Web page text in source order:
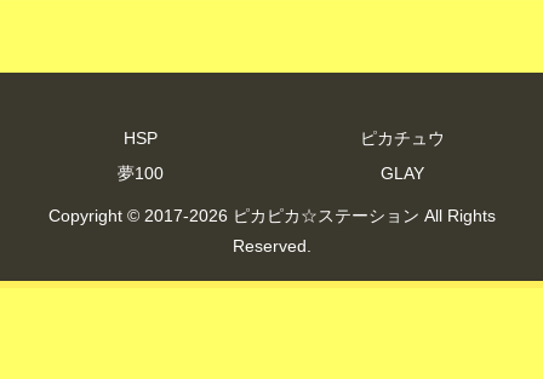
HSP
ピカチュウ
夢100
GLAY
Copyright © 2017-2026 ピカピカ☆ステーション All Rights
Reserved.